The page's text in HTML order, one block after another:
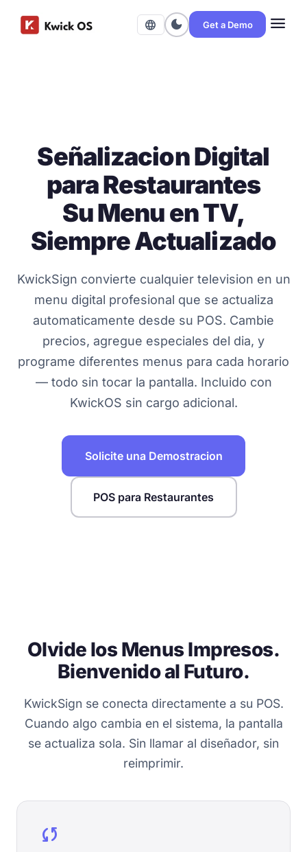
language dark_mode Get a Demo menu
Señalizacion Digital
para Restaurantes
Su Menu en TV,
Siempre Actualizado
KwickSign convierte cualquier television en un
menu digital profesional que se actualiza
automaticamente desde su POS. Cambie
precios, agregue especiales del dia, y
programe diferentes menus para cada horario
— todo sin tocar la pantalla. Incluido con
KwickOS sin cargo adicional.
Solicite una Demostracion
POS para Restaurantes
Olvide los Menus Impresos.
Bienvenido al Futuro.
KwickSign se conecta directamente a su POS.
Cuando algo cambia en el sistema, la pantalla
se actualiza sola. Sin llamar al diseñador, sin
reimprimir.
sync